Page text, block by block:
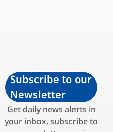
Subscribe to our
Newsletter
Get daily news alerts in
your inbox, subscribe to